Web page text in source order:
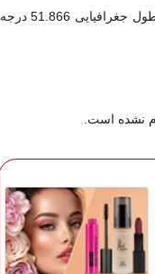
این زمین‌لرزه در عرض جغرافیایی 35.274 درجه شمالی و طول جغرافیایی 51.866 درجه
نشده است.